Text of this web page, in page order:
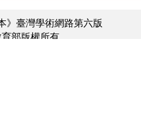
》臺灣學術網路第六版
部版權所有